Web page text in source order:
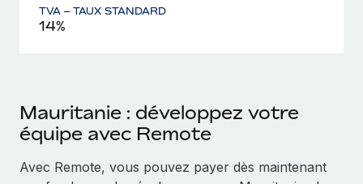
TVA – TAUX STANDARD
14%
Mauritanie : développez votre
équipe avec Remote
Avec Remote, vous pouvez payer dès maintenant